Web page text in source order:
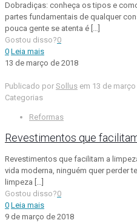
Dobradiças: conheça os tipos e
partes fundamentais de qualquer
pouca gente se atenta é […]
Gostou disso?0
0 Leia mais
13 de março de 2018
Publicado por Sollus em 13 de
Categorias
Reformas
Revestimentos que
Revestimentos que facilitam a
vida moderna, ninguém quer perder
limpeza […]
Gostou disso?0
0 Leia mais
9 de março de 2018